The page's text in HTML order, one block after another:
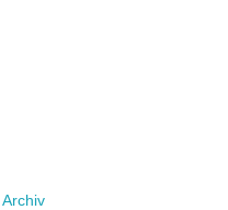
Archiv